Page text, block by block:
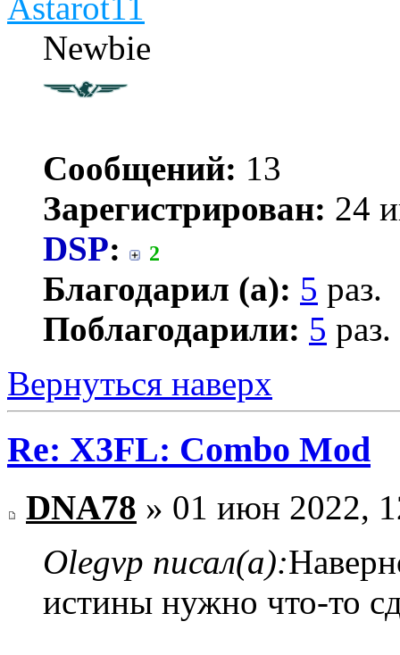
Newbie
Сообщений: 13
Зарегистрирован: 24
DSP: 2
Благодарил (а): 5 раз.
Поблагодарили: 5 раз.
Вернуться наверх
Re: X3FL: Combo Mod
DNA78 » 01 июн 2022,
Olegvp писал(а):
истины нужно что-то